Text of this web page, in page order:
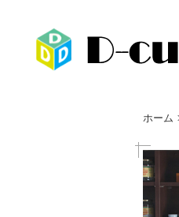
ホーム